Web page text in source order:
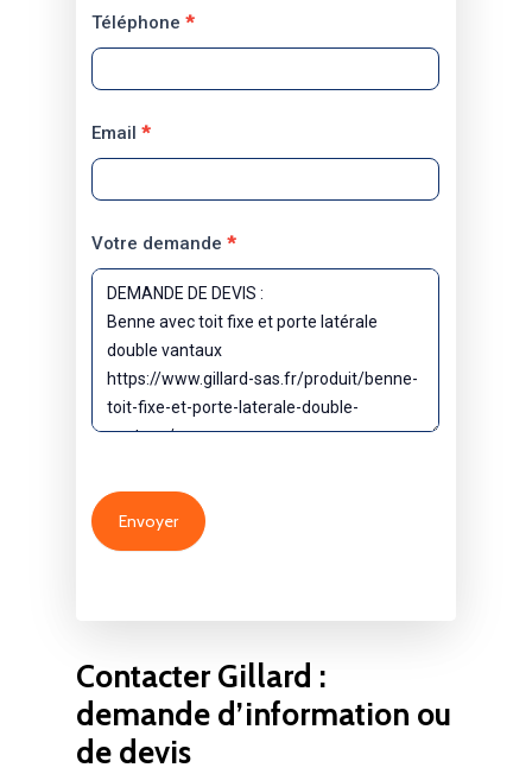
Téléphone*
Email*
Votre demande*
Envoyer
Contacter Gillard :
demande d’information ou
de devis